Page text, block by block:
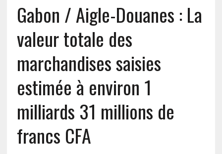
Gabon / Aigle-Douanes : La
valeur totale des
marchandises saisies
estimée à environ 1
milliards 31 millions de
francs CFA